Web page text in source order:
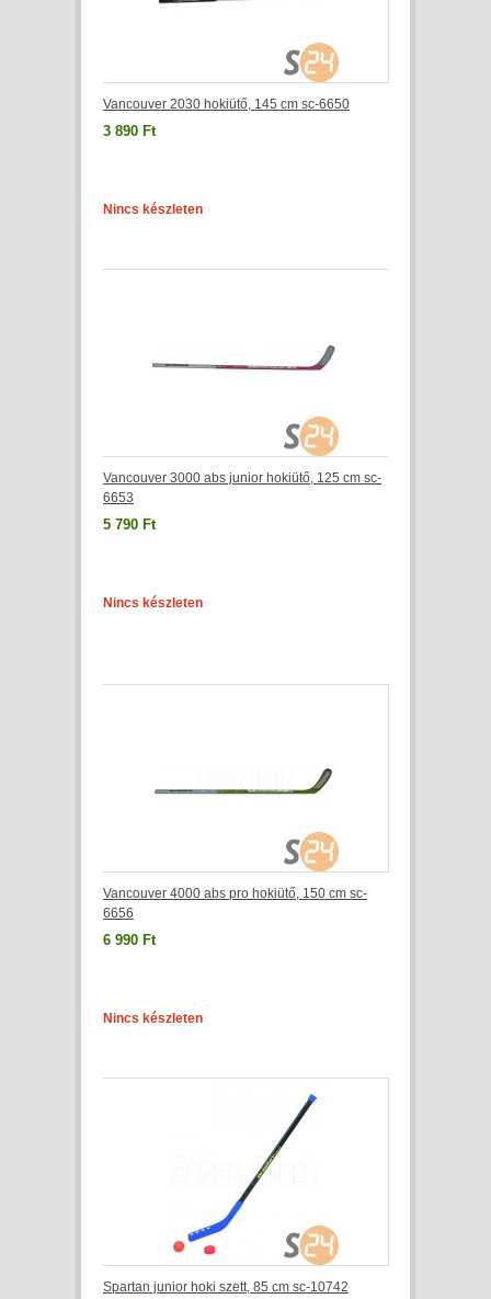
Vancouver 2030 hokiütő, 145 cm sc-6650
3 890 Ft
Nincs készleten
Vancouver 3000 abs junior hokiütő, 125 cm sc-
6653
5 790 Ft
Nincs készleten
Vancouver 4000 abs pro hokiütő, 150 cm sc-
6656
6 990 Ft
Nincs készleten
Spartan junior hoki szett, 85 cm sc-10742